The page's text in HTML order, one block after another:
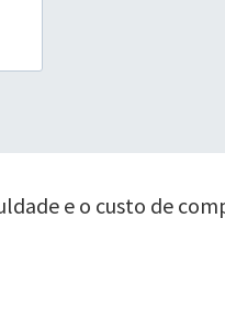
e o custo de